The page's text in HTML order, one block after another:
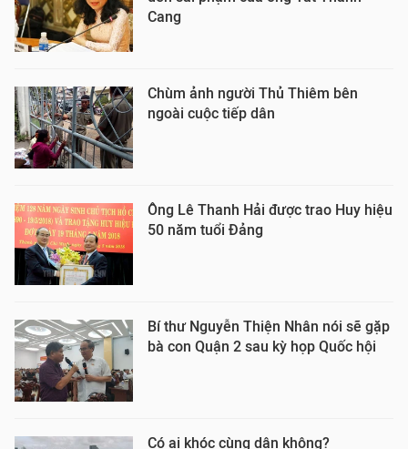
Cang
Chùm ảnh người Thủ Thiêm bên
ngoài cuộc tiếp dân
Ông Lê Thanh Hải được trao Huy hiệu
50 năm tuổi Đảng
Bí thư Nguyễn Thiện Nhân nói sẽ gặp
bà con Quận 2 sau kỳ họp Quốc hội
Có ai khóc cùng dân không?